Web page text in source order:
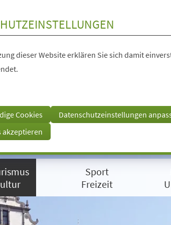
dieser Website erklären Sie sich damit
Cookies
Datenschutzeinstellungen
akzeptieren
Sport
Freizeit